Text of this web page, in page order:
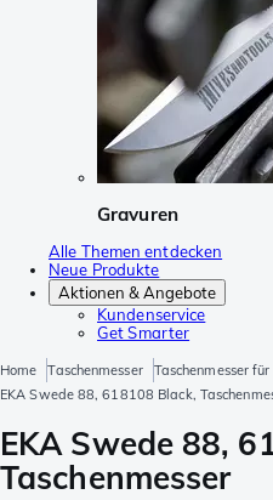
Gravuren
Alle Themen entdecken
Neue Produkte
Aktionen & Angebote
Kundenservice
Get Smarter
Home Taschenmesser
Taschenmesser
EKA Swede 88, 618108 Black,
EKA Swede 88,
Taschenmesser